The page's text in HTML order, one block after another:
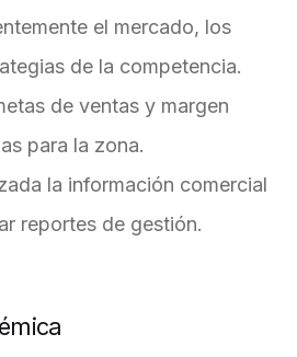
el mercado, los
de la competencia.
de ventas y margen
para la zona.
la información comercial
reportes de gestión.